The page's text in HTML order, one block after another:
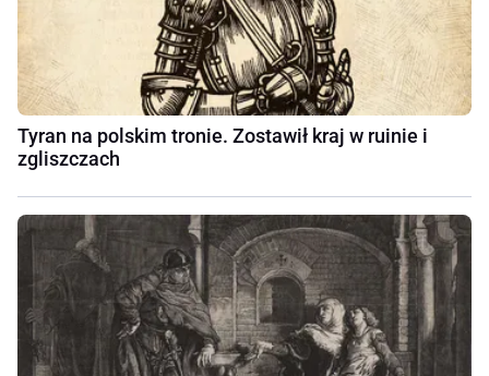
Tyran na polskim tronie. Zostawił kraj w ruinie i
zgliszczach